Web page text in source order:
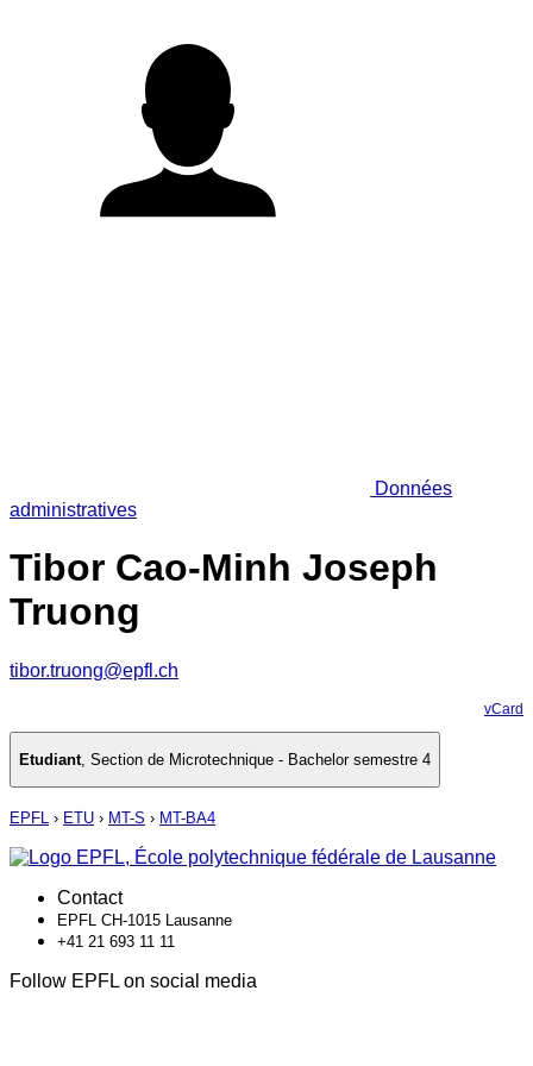
Données
administratives
Tibor Cao-Minh Joseph
Truong
tibor.truong@epfl.ch
vCard
Etudiant, Section de Microtechnique - Bachelor semestre 4
EPFL › ETU › MT-S › MT-BA4
Contact
EPFL CH-1015 Lausanne
+41 21 693 11 11
Follow EPFL on social media